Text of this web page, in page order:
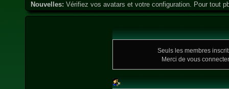
Nouvelles: Vérifiez vos avatars et votre configuration. Pour tout
Seuls les membres
Merci de vous